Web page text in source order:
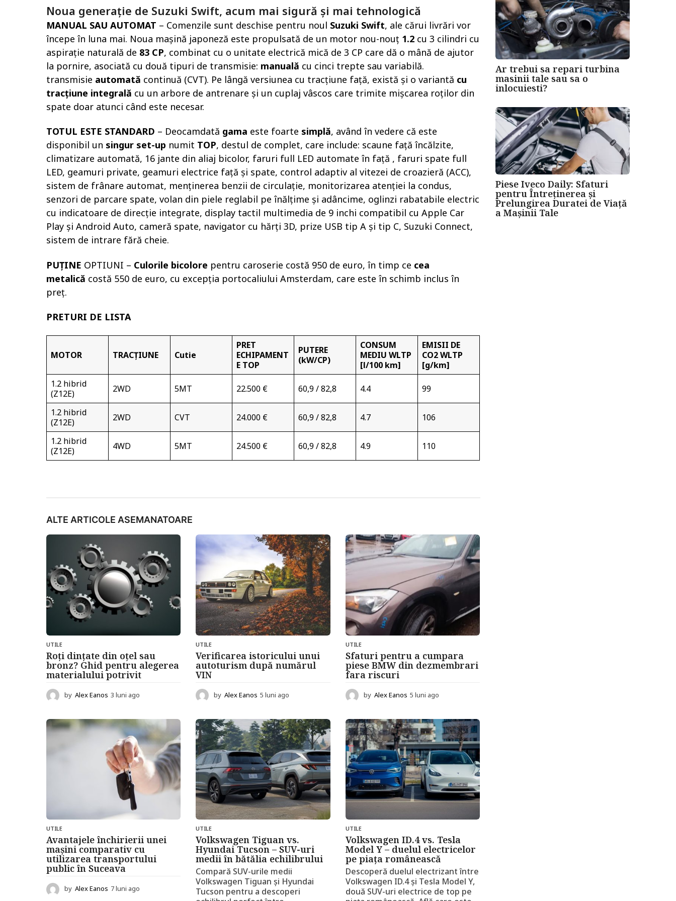
Noua generație de Suzuki Swift, acum mai sigură și mai tehnologică
MANUAL SAU AUTOMAT – Comenzile sunt deschise pentru noul Suzuki Swift, ale cărui livrări vor
începe în luna mai. Noua mașină japoneză este propulsată de un motor nou-nouț 1.2 cu 3 cilindri cu
aspirație naturală de 83 CP, combinat cu o unitate electrică mică de 3 CP care dă o mână de ajutor
la pornire, asociată cu două tipuri de transmisie: manuală cu cinci trepte sau variabilă.
transmisie automată continuă (CVT). Pe lângă versiunea cu tracțiune față, există și o variantă cu
tracțiune integrală cu un arbore de antrenare și un cuplaj vâscos care trimite mișcarea roților din
spate doar atunci când este necesar.
TOTUL ESTE STANDARD – Deocamdată gama este foarte simplă, având în vedere că este
disponibil un singur set-up numit TOP, destul de complet, care include: scaune față încălzite,
climatizare automată, 16 jante din aliaj bicolor, faruri full LED automate în față , faruri spate full
LED, geamuri private, geamuri electrice față și spate, control adaptiv al vitezei de croazieră (ACC),
sistem de frânare automat, menținerea benzii de circulație, monitorizarea atenției la condus,
senzori de parcare spate, volan din piele reglabil pe înălțime și adâncime, oglinzi rabatabile electric
cu indicatoare de direcție integrate, display tactil multimedia de 9 inchi compatibil cu Apple Car
Play și Android Auto, cameră spate, navigator cu hărți 3D, prize USB tip A și tip C, Suzuki Connect,
sistem de intrare fără cheie.
PUȚINE OPTIUNI – Culorile bicolore pentru caroserie costă 950 de euro, în timp ce cea
metalică costă 550 de euro, cu excepția portocaliului Amsterdam, care este în schimb inclus în
preț.
PRETURI DE LISTA
MOTOR TRACŢIUNE Cutie
PRET
ECHIPAMENT
E TOP
PUTERE
(kW/CP)
CONSUM
MEDIU WLTP
[l/100 km]
EMISII DE
CO2 WLTP
[g/km]
1.2 hibrid
(Z12E)
2WD 5MT 22.500 € 60,9 / 82,8 4.4 99
1.2 hibrid
(Z12E)
2WD CVT 24.000 € 60,9 / 82,8 4.7 106
1.2 hibrid
(Z12E)
4WD 5MT 24.500 € 60,9 / 82,8 4.9 110
ALTE ARTICOLE ASEMANATOARE
UTILE
Roți dințate din oțel sau
bronz? Ghid pentru alegerea
materialului potrivit
by Alex Eanos 3 luni ago
n
i
a
g
o
UTILE
Verificarea istoricului unui
autoturism după numărul
VIN
by Alex Eanos 5 luni ago
n
i
a
g
o
UTILE
Sfaturi pentru a cumpara
piese BMW din dezmembrari
fara riscuri
by Alex Eanos 5 luni ago
n
a
g
o
UTILE
Avantajele închirierii unei
mașini comparativ cu
utilizarea transportului
public în Suceava
by Alex Eanos 7 luni ago
UTILE
Volkswagen Tiguan vs.
Hyundai Tucson – SUV-uri
medii în bătălia echilibrului
Compară SUV-urile medii
Volkswagen Tiguan și Hyundai
Tucson pentru a descoperi
UTILE
Volkswagen ID.4 vs. Tesla
Model Y – duelul electricelor
pe piața românească
Descoperă duelul electrizant între
Volkswagen ID.4 și Tesla Model Y,
două SUV-uri electrice de top pe
Ar trebui sa repari turbina
masinii tale sau sa o
inlocuiesti?
Piese Iveco Daily: Sfaturi
pentru Întreținerea și
Prelungirea Duratei de Viață
a Mașinii Tale